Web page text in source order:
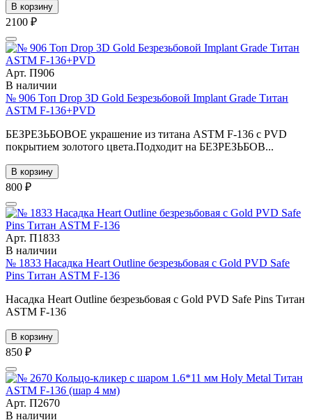
В корзину
2100 ₽
Арт. П906
В наличии
№ 906 Топ Drop 3D Gold Безрезьбовой Implant Grade Титан
ASTM F-136+PVD
БЕЗРЕЗЬБОВОЕ украшение из титана ASTM F-136 с PVD
покрытием золотого цвета.Подходит на БЕЗРЕЗЬБОВ...
В корзину
800 ₽
Арт. П1833
В наличии
№ 1833 Насадка Heart Outline безрезьбовая с Gold PVD Safe
Pins Титан ASTM F-136
Насадка Heart Outline безрезьбовая с Gold PVD Safe Pins Титан
ASTM F-136
В корзину
850 ₽
Арт. П2670
В наличии